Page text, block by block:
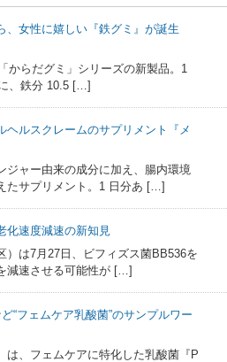
、女性に嬉しい『鉄グミ』が誕生
からだグミ」シリーズの新製品。1
、鉄分 10.5 […]
ヘルスクレームのサプリメント『メ
ャー由来の成分に加え、腸内環境
たサプリメント。1 日分あ […]
化速度減速の新知見
は7月27日、ビフィズス菌BB536を
減速させる可能性が […]
“フェムケア乳酸菌”のサンプルワー
、フェムケアに特化した乳酸菌『P